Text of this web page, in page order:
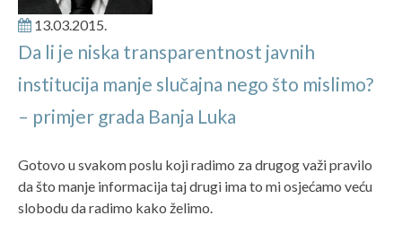
13.03.2015.
Da li je niska transparentnost javnih
institucija manje slučajna nego što mislimo?
– primjer grada Banja Luka
Gotovo u svakom poslu koji radimo za drugog važi pravilo
da što manje informacija taj drugi ima to mi osjećamo veću
slobodu da radimo kako želimo.